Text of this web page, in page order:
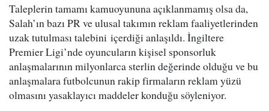
Taleplerin tamamı kamuoyununa açıklanmamış olsa da,
Salah’ın bazı PR ve ulusal takımın reklam faaliyetlerinden
uzak tutulması talebini içerdiği anlaşıldı. İngiltere
Premier Ligi’nde oyuncuların kişisel sponsorluk
anlaşmalarının milyonlarca sterlin değerinde olduğu ve bu
anlaşmalara futbolcunun rakip firmaların reklam yüzü
olmasını yasaklayıcı maddeler konduğu söyleniyor.